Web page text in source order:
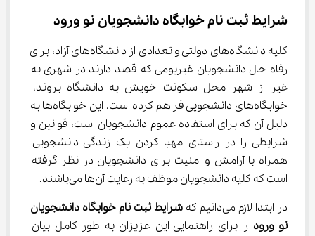
شرایط ثبت نام خوابگاه دانشجویان نو ورود
کلیه دانشگاه‌های دولتی و تعدادی از دانشگاه‌های آزاد، برای
رفاه حال دانشجویان غیربومی که قصد دارند در شهری به
غیر از شهر محل سکونت خویش به دانشگاه بروند،
خوابگاه‌های دانشجویی فراهم کرده است. این خوابگاه‌ها به
دلیل آن که برای استفاده عموم دانشجویان است، قوانین و
شرایطی را در راستای مهیا کردن یک زندگی دانشجویی
همراه با آرامش و امنیت برای دانشجویان در نظر گرفته
است که کلیه دانشجویان موظف به رعایت آن‌ها می‌باشند.
در ابتدا لازم می‌دانیم که
شرایط ثبت نام خوابگاه دانشجویان
نو ورود را برای راهنمایی این عزیزان به طور کامل بیان